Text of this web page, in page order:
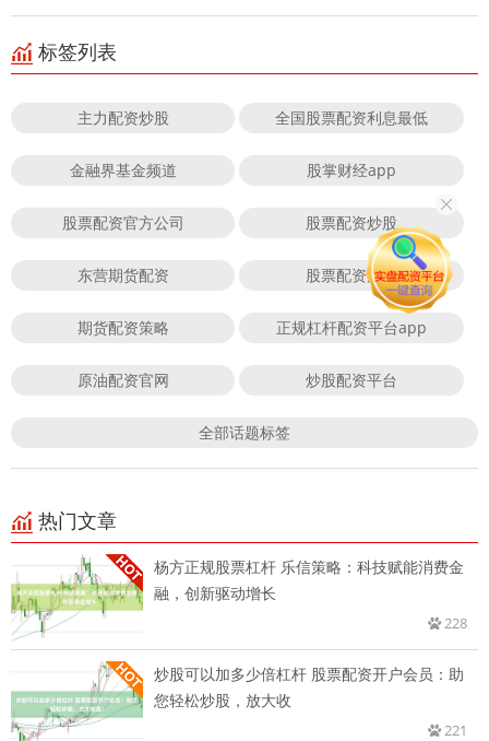
标签列表
主力配资炒股 全国股票配资利息最低
金融界基金频道 股掌财经app
股票配资官方公司 股票配资炒股
东营期货配资 股票配资风险
期货配资策略 正规杠杆配资平台app
原油配资官网 炒股配资平台
全部话题标签
热门文章
杨方正规股票杠杆 乐信策略：科技赋能消费金
融，创新驱动增长
228
炒股可以加多少倍杠杆 股票配资开户会员：助
您轻松炒股，放大收
221